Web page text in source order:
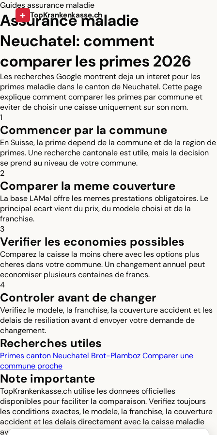
+ TopKrankenkasse.ch
Guides assurance maladie
Assurance maladie
Neuchatel: comment
comparer les primes 2026
Les recherches Google montrent deja un interet pour les
primes maladie dans le canton de Neuchatel. Cette page
explique comment comparer les primes par commune et
eviter de choisir une caisse uniquement sur son nom.
1
Commencer par la commune
En Suisse, la prime depend de la commune et de la region de
primes. Une recherche cantonale est utile, mais la decision
se prend au niveau de votre commune.
2
Comparer la meme couverture
La base LAMal offre les memes prestations obligatoires. Le
principal ecart vient du prix, du modele choisi et de la
franchise.
3
Verifier les economies possibles
Comparez la caisse la moins chere avec les options plus
cheres dans votre commune. Un changement annuel peut
economiser plusieurs centaines de francs.
4
Controler avant de changer
Verifiez le modele, la franchise, la couverture accident et les
delais de resiliation avant d envoyer votre demande de
changement.
Recherches utiles
Primes canton Neuchatel Brot-PlambozComparer une
commune proche
Note importante
TopKrankenkasse.ch utilise les donnees officielles
disponibles pour faciliter la comparaison. Verifiez toujours
les conditions exactes, le modele, la franchise, la couverture
accident et les delais directement avec la caisse maladie
avant de changer.